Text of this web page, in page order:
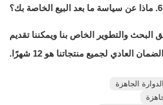
البحث والتطوير الخاص بنا ويمكننا تقديم
العادي لجميع منتجاتنا هو 12 شهرًا.
الجاهزة